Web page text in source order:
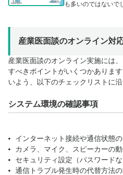
も多いのではないで
産業医面談のオンライン対
産業医面談のオンライン実施には
すべきポイントがいくつかありま
いよう、以下のチェックリストに
システム環境の確認事項
インターネット接続や通信状態の
カメラ、マイク、スピーカーの
セキュリティ設定（パスワード
通信トラブル発生時の代替方法の